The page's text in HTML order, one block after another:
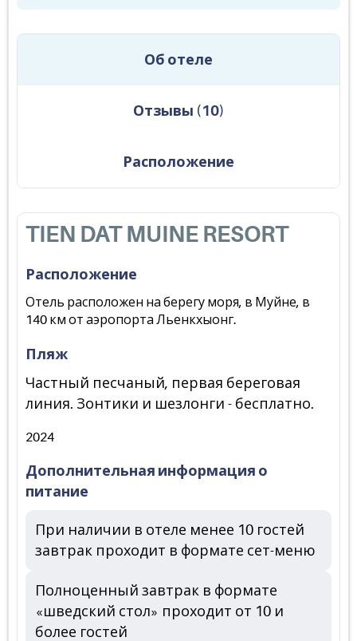
Об отеле
Отзывы ( 10)
Расположение
TIEN DAT MUINE RESORT
Расположение
Отель расположен на берегу моря, в Муйне, в
140 км от аэропорта Льенкхыонг.
Пляж
Частный песчаный, первая береговая
линия. Зонтики и шезлонги - бесплатно.
2024
Дополнительная информация о
питание
При наличии в отеле менее 10 гостей
завтрак проходит в формате сет-меню
Полноценный завтрак в формате
«шведский стол» проходит от 10 и
более гостей